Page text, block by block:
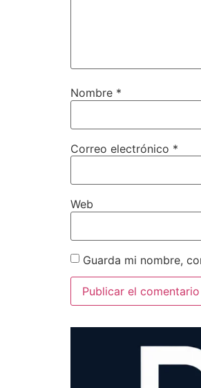
Nombre *
Correo electrónico *
Web
Guarda mi nombre,